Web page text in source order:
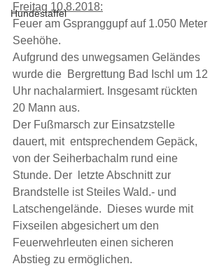
Hundestaffel
Freitag 10.8.2018:
Feuer am Gspranggupf auf 1.050 Meter
Seehöhe.
Aufgrund des unwegsamen Geländes
wurde die  Bergrettung Bad Ischl um 12
Uhr nachalarmiert. Insgesamt rückten
20 Mann aus.
Der Fußmarsch zur Einsatzstelle
dauert, mit  entsprechendem Gepäck,
von der Seiherbachalm rund eine
Stunde. Der  letzte Abschnitt zur
Brandstelle ist Steiles Wald.- und
Latschengelände.  Dieses wurde mit
Fixseilen abgesichert um den
Feuerwehrleuten einen sicheren
Abstieg zu ermöglichen.